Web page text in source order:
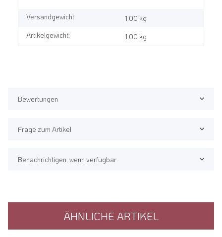
Versandgewicht:
1,00 kg
Artikelgewicht:
1,00 kg
Bewertungen
Frage zum Artikel
Benachrichtigen, wenn verfügbar
ÄHNLICHE ARTIKEL